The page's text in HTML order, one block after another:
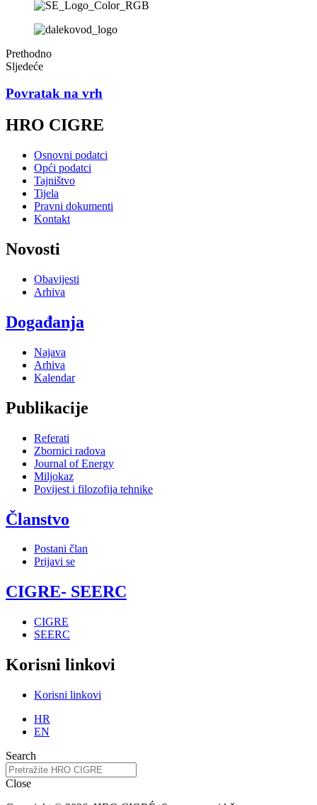
Prethodno
Sljedeće
Povratak na vrh
HRO CIGRE
Osnovni podatci
Opći podatci
Tajništvo
Tijela
Pravni dokumenti
Kontakt
Novosti
Obavijesti
Arhiva
Događanja
Najava
Arhiva
Kalendar
Publikacije
Referati
Zbornici radova
Journal of Energy
Miljokaz
Povijest i filozofija tehnike
Članstvo
Postani član
Prijavi se
CIGRE- SEERC
CIGRE
SEERC
Korisni linkovi
Korisni linkovi
HR
EN
Search
Close